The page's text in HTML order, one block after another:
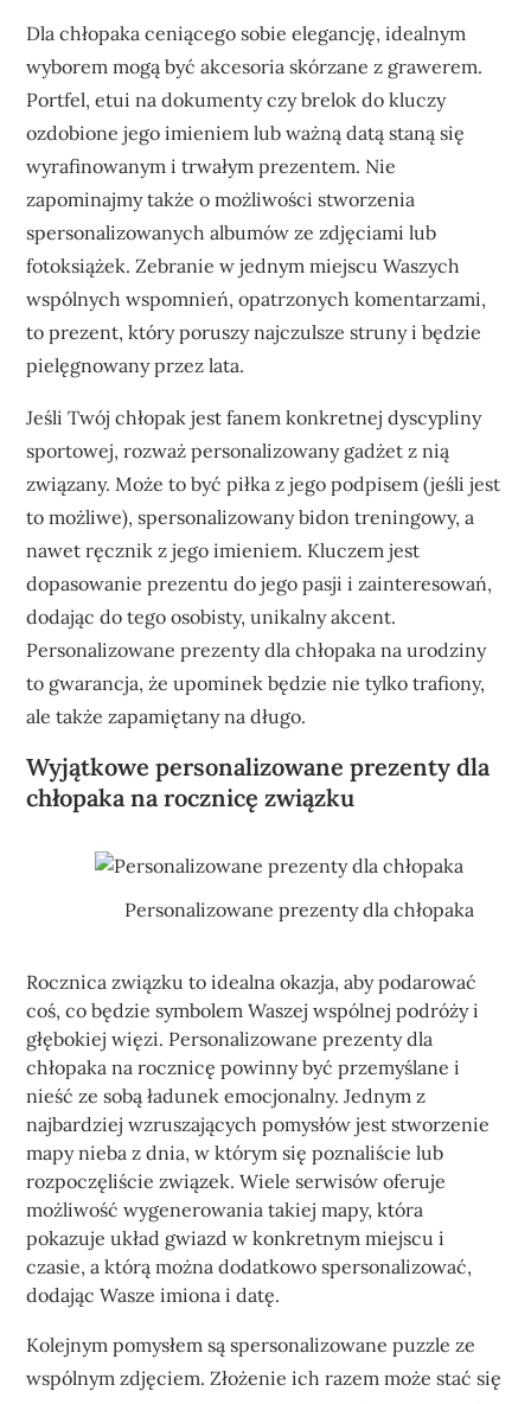
Dla chłopaka ceniącego sobie elegancję, idealnym
wyborem mogą być akcesoria skórzane z grawerem.
Portfel, etui na dokumenty czy brelok do kluczy
ozdobione jego imieniem lub ważną datą staną się
wyrafinowanym i trwałym prezentem. Nie
zapominajmy także o możliwości stworzenia
spersonalizowanych albumów ze zdjęciami lub
fotoksiążek. Zebranie w jednym miejscu Waszych
wspólnych wspomnień, opatrzonych komentarzami,
to prezent, który poruszy najczulsze struny i będzie
pielęgnowany przez lata.
Jeśli Twój chłopak jest fanem konkretnej dyscypliny
sportowej, rozważ personalizowany gadżet z nią
związany. Może to być piłka z jego podpisem (jeśli jest
to możliwe), spersonalizowany bidon treningowy, a
nawet ręcznik z jego imieniem. Kluczem jest
dopasowanie prezentu do jego pasji i zainteresowań,
dodając do tego osobisty, unikalny akcent.
Personalizowane prezenty dla chłopaka na urodziny
to gwarancja, że upominek będzie nie tylko trafiony,
ale także zapamiętany na długo.
Wyjątkowe personalizowane prezenty dla
chłopaka na rocznicę związku
Personalizowane prezenty dla chłopaka
Rocznica związku to idealna okazja, aby podarować
coś, co będzie symbolem Waszej wspólnej podróży i
głębokiej więzi. Personalizowane prezenty dla
chłopaka na rocznicę powinny być przemyślane i
nieść ze sobą ładunek emocjonalny. Jednym z
najbardziej wzruszających pomysłów jest stworzenie
mapy nieba z dnia, w którym się poznaliście lub
rozpoczęliście związek. Wiele serwisów oferuje
możliwość wygenerowania takiej mapy, która
pokazuje układ gwiazd w konkretnym miejscu i
czasie, a którą można dodatkowo spersonalizować,
dodając Wasze imiona i datę.
Kolejnym pomysłem są spersonalizowane puzzle ze
wspólnym zdjęciem. Złożenie ich razem może stać się